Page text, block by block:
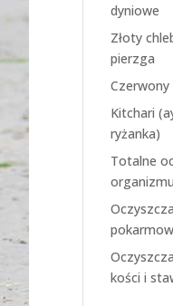
dyniowe
Złoty
pierzga
Czerwony
Kitchari
ryżanka)
Totalne
kości i